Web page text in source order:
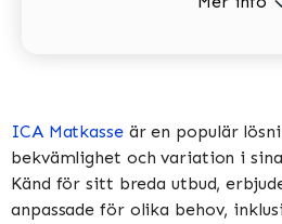
ICA Matkasseär en populär
bekvämlighet och variation i
Känd för sitt breda utbud,
anpassade för olika behov,